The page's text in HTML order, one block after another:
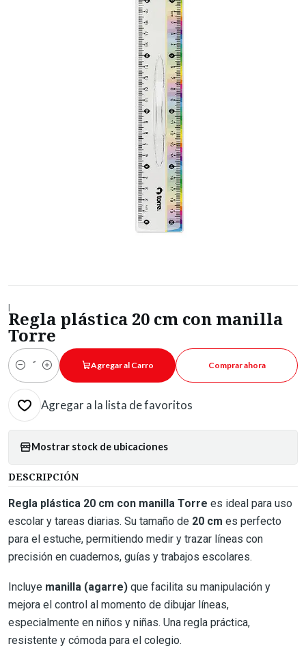
|
Regla plástica 20 cm con manilla
Torre
Cantidad
Agregar al Carro Comprar ahora
Agregar a la lista de favoritos
Mostrar stock de ubicaciones
DESCRIPCIÓN
Regla plástica 20 cm con manilla Torre es ideal para uso
escolar y tareas diarias. Su tamaño de 20 cm es perfecto
para el estuche, permitiendo medir y trazar líneas con
precisión en cuadernos, guías y trabajos escolares.
Incluye manilla (agarre) que facilita su manipulación y
mejora el control al momento de dibujar líneas,
especialmente en niños y niñas. Una regla práctica,
resistente y cómoda para el colegio.